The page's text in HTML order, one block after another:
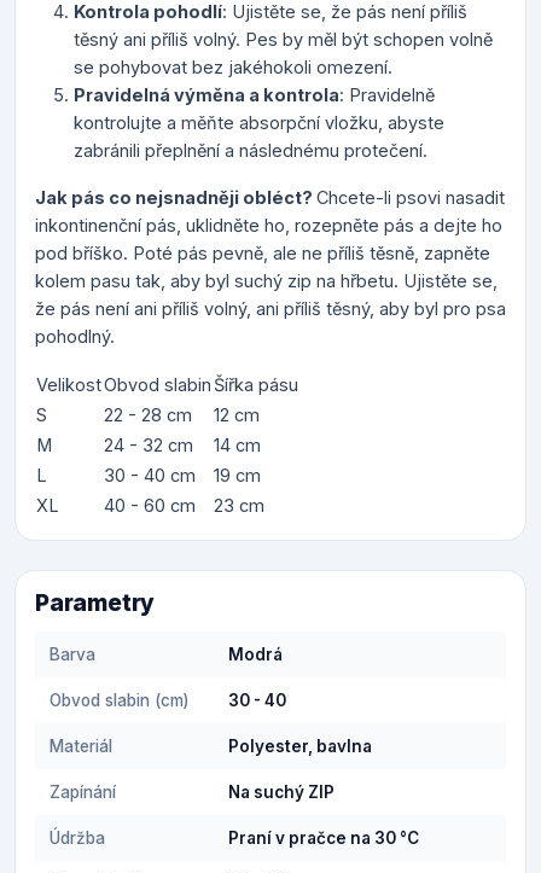
Kontrola pohodlí: Ujistěte se, že pás není příliš
těsný ani příliš volný. Pes by měl být schopen volně
se pohybovat bez jakéhokoli omezení.
Pravidelná výměna a kontrola: Pravidelně
kontrolujte a měňte absorpční vložku, abyste
zabránili přeplnění a následnému protečení.
Jak pás co nejsnadněji obléct? Chcete-li psovi nasadit
inkontinenční pás, uklidněte ho, rozepněte pás a dejte ho
pod bříško. Poté pás pevně, ale ne příliš těsně, zapněte
kolem pasu tak, aby byl suchý zip na hřbetu. Ujistěte se,
že pás není ani příliš volný, ani příliš těsný, aby byl pro psa
pohodlný.
VelikostObvod slabin Šířka pásu
S
22 - 28 cm
12 cm
M
24 - 32 cm
14 cm
L
30 - 40 cm
19 cm
XL
40 - 60 cm 23 cm
Parametry
Barva Modrá
Obvod slabin (cm) 30 - 40
Materiál Polyester, bavlna
Zapínání Na suchý ZIP
Údržba Praní v pračce na 30 °C